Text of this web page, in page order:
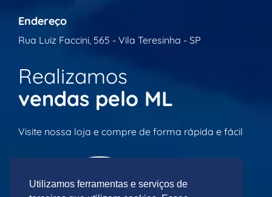
Endereço
Rua Luiz Faccini, 565 - Vila Teresinha - SP
Realizamos
vendas pelo ML
Visite nossa loja e compre de forma rápida e fácil
Utilizamos ferramentas e serviços de